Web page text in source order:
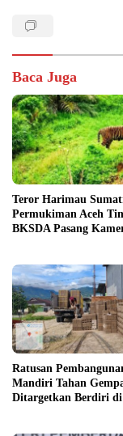
Baca Juga
Teror Harimau
Permukiman Aceh
BKSDA Pasang
Ratusan
Mandiri Tahan
Ditargetkan Berdiri